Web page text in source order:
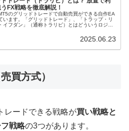
FX戦略を徹底解説！
のグリッドトレードで自動売買ができる自作EA
います。「グリッドトレード」、「トラップ・リ
イフダン」（通称トラリピ）とはどういうロジッ
2025.06.23
買方式）
レードできる戦略が買い戦略と
戦略の3つがあります。